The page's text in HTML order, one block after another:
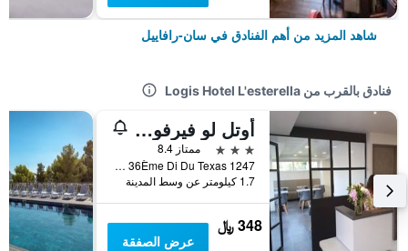
شاهد المزيد من أهم الفنادق في سان-رافاييل
فنادق بالقرب من Logis Hotel L'esterella
أوتل لو فيرفونت
3 نجوم
ممتاز 8.4
1247 Boulevard De La 36Ème Di Du Texas, سان-رافاييل, إقليم فار, فرنسا
1.7 كيلومتر عن وسط المدينة
348 ﷼
عرض الصفقة